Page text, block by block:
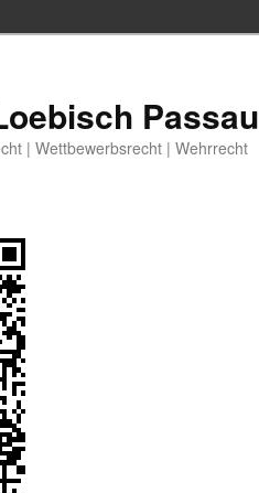
Passau
| Wettbewerbsrecht | Wehrrecht